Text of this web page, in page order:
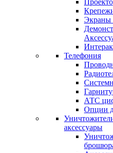
Экраны
Телефония
АТС
Опции
аксессуары